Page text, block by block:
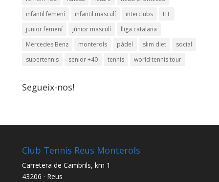
infantil femení
infantil masculí interclubs
ITF
junior femení
júnior masculí
lliga catalana
Mercedes Benz
monterols pàdel slim diet
social
supertennis
sénior +40 tennis world tennis tour
Segueix-nos!
Club Tennis Reus Monterols
Carretera de Cambrils, km 1
43206 · Reus